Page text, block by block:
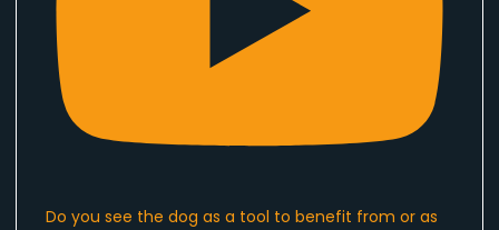
Do you see the dog as a tool to benefit from or as